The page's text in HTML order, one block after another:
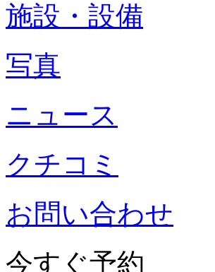
施設・設備
写真
ニュース
クチコミ
お問い合わせ
今すぐ予約